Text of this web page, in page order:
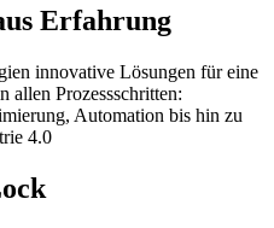
Erfahrung
innovative Lösungen für eine
allen Prozessschritten:
Automation bis hin zu
4.0